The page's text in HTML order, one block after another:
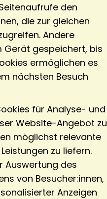
den
die zur gleichen
Andere
Gerät gespeichert, bis
ermöglichen es
nächsten Besuch
für Analyse- und
Website-Angebot zu
möglichst relevante
zu liefern.
Auswertung des
von Besucher:innen,
Anzeigen